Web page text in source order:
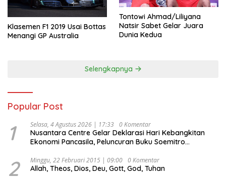
Klasemen F1 2019 Usai Bottas
Menangi GP Australia
Tontowi Ahmad/Liliyana
Natsir Sabet Gelar Juara
Dunia Kedua
Selengkapnya
Popular Post
1 Selasa, 4 Agustus 2026 | 17:33 0 Komentar
Nusantara Centre Gelar Deklarasi Hari Kebangkitan
Ekonomi Pancasila, Peluncuran Buku Soemitro
Ekonomi Politik Indonesia) & Simposium Nasional
“Urgensi Undang-Undang Perekonomian Nasional dan
2 Minggu, 22 Februari 2015 | 09:00 0 Komentar
Allah, Theos, Dios, Deu, Gott, God, Tuhan